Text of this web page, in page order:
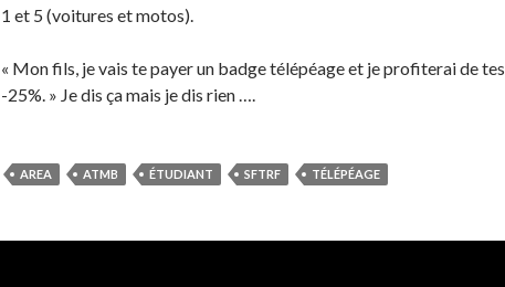
1 et 5 (voitures et motos).
« Mon fils, je vais te payer un badge télépéage et je profiterai de tes
-25%. » Je dis ça mais je dis rien ….
AREA ATMB ÉTUDIANT SFTRF TÉLÉPÉAGE